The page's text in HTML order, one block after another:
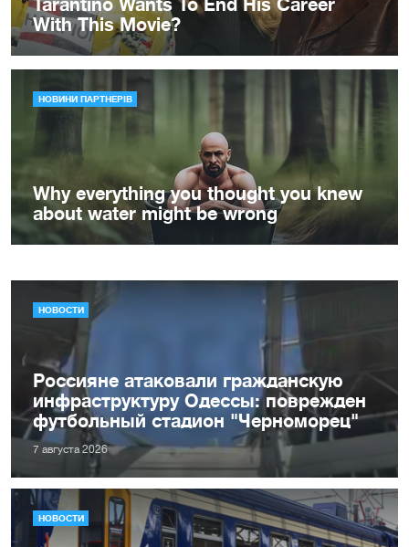
НОВОСТИ
Россияне атаковали гражданскую
инфраструктуру Одессы: поврежден
футбольный стадион "Черноморец"
7 августа 2026
НОВОСТИ